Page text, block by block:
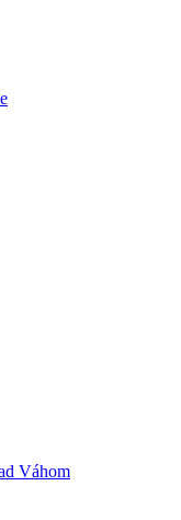
Váhom